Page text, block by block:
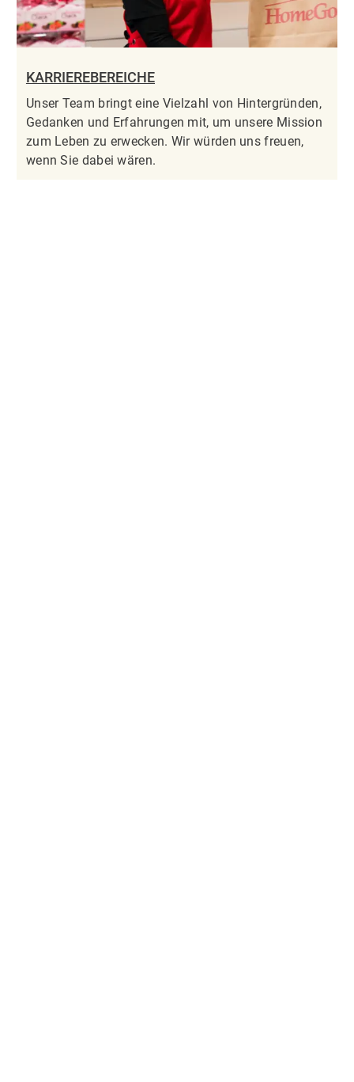
KARRIEREBEREICHE
Unser Team bringt eine Vielzahl von Hintergründen,
Gedanken und Erfahrungen mit, um unsere Mission
zum Leben zu erwecken. Wir würden uns freuen,
wenn Sie dabei wären.